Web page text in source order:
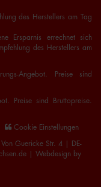
des Herstellers am Tag
Ersparnis errechnet sich
des Herstellers am
Angebot. Preise sind
Preise sind Bruttopreise.
Cookie Einstellungen
Guericke Str. 4 | DE-
| Webdesign by